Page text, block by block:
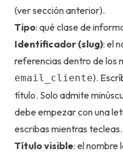
(ver sección anterior).
Tipo: qué clase de
Identificador (slug): el
referencias dentro de los
email_cliente).
título. Solo admite
debe empezar con una
escribas mientras tecleas.
Título visible: el nombre